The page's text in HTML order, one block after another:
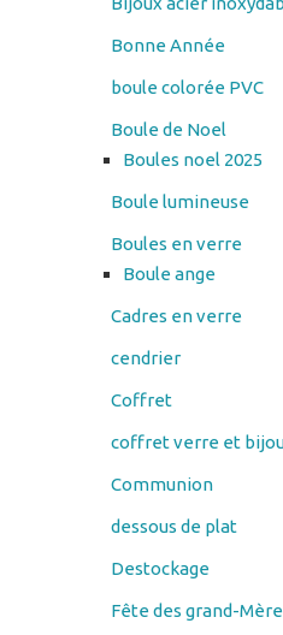
boule colorée PVC
Boule de Noel
Boules noel 2025
Boule lumineuse
Boules en verre
Boule ange
Cadres en verre
cendrier
Coffret
coffret verre et bijou
Communion
dessous de plat
Destockage
Fête des grand-Mères
Fête des mères
Fête des papis